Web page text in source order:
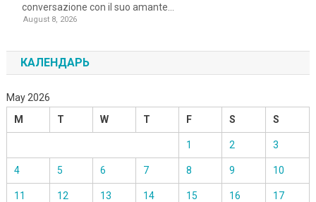
conversazione con il suo amante…
August 8, 2026
КАЛЕНДАРЬ
May 2026
M
T W T F S S
1 2 3
4 5 6 7 8 9 10
11 12 13 14 15 16 17